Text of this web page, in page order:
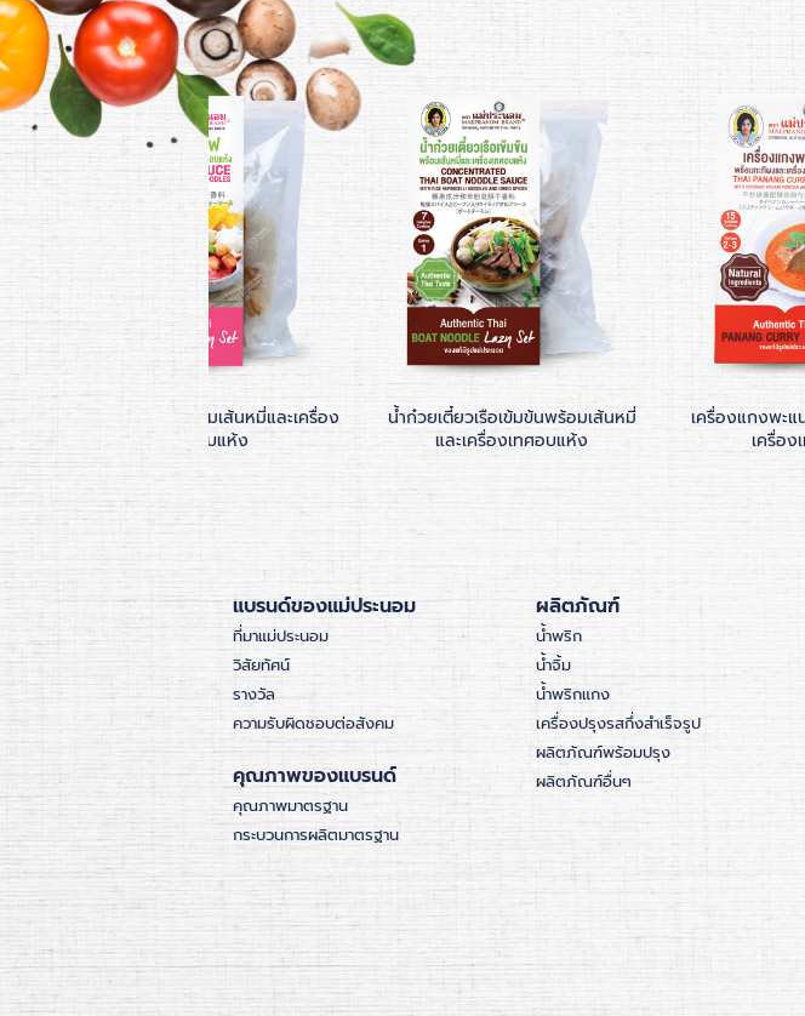
ซอสเย็นตาโฟพร้อมเส้นหมี่และเครื่อง
เทศอบแห้ง
น้ำก๋วยเตี๋ยวเรือเข้มข้นพร้อมเส้นหมี่
และเครื่องเทศอบแห้ง
เครื่องแกงพะ
เครื่อง
แบรนด์ของแม่ประนอม
ที่มาแม่ประนอม
วิสัยทัศน์
รางวัล
ความรับผิดชอบต่อสังคม
คุณภาพของแบรนด์
คุณภาพมาตรฐาน
กระบวนการผลิตมาตรฐาน
ผลิตภัณฑ์
น้ำพริก
น้ำจิ้ม
น้ำพริกแกง
เครื่องปรุงรสกึ่งสำเร็จรูป
ผลิตภัณฑ์พร้อมปรุง
ผลิตภัณฑ์อื่นๆ